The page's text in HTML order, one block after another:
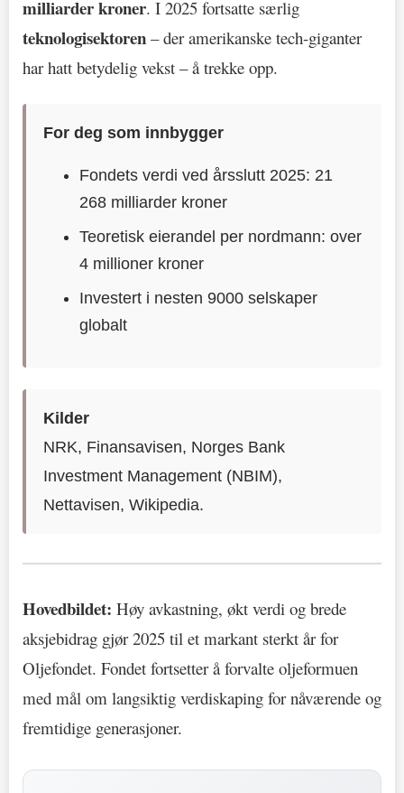
milliarder kroner. I 2025 fortsatte særlig
teknologisektoren – der amerikanske tech-giganter
har hatt betydelig vekst – å trekke opp.
For deg som innbygger
Fondets verdi ved årsslutt 2025: 21
268 milliarder kroner
Teoretisk eierandel per nordmann: over
4 millioner kroner
Investert i nesten 9000 selskaper
globalt
Kilder
NRK, Finansavisen, Norges Bank
Investment Management (NBIM),
Nettavisen, Wikipedia.
Hovedbildet: Høy avkastning, økt verdi og brede
aksjebidrag gjør 2025 til et markant sterkt år for
Oljefondet. Fondet fortsetter å forvalte oljeformuen
med mål om langsiktig verdiskaping for nåværende og
fremtidige generasjoner.